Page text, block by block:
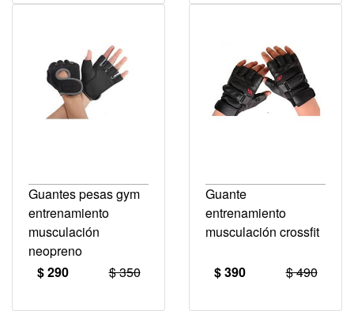
Guantes pesas gym
entrenamiento
musculación
neopreno
$ 290
$ 350
Guante
entrenamiento
musculación crossfit
$ 390 $ 490